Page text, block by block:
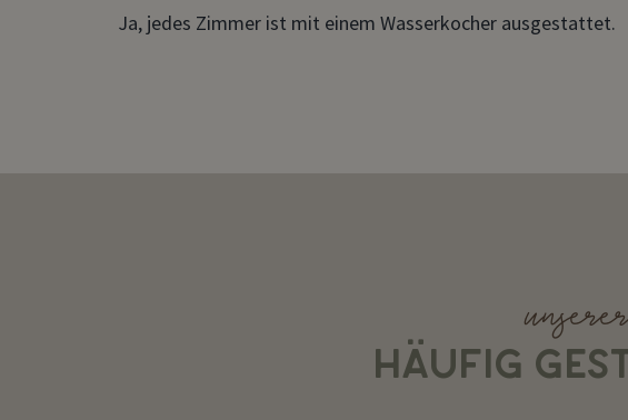
Ja, jedes Zimmer ist mit einem Wasserkocher ausgestattet.
HÄUFIG